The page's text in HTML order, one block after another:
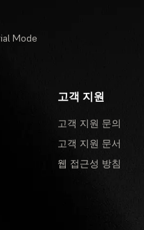
Mode
고객 지원
고객 지원 문의
고객 지원 문서
웹 접근성 방침